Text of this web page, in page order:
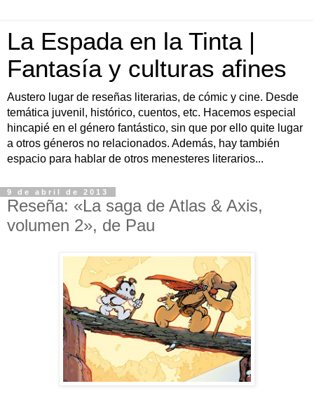
La Espada en la Tinta |
Fantasía y culturas afines
Austero lugar de reseñas literarias, de cómic y cine. Desde
temática juvenil, histórico, cuentos, etc. Hacemos especial
hincapié en el género fantástico, sin que por ello quite lugar
a otros géneros no relacionados. Además, hay también
espacio para hablar de otros menesteres literarios...
9 de abril de 2013
Reseña: «La saga de Atlas & Axis,
volumen 2», de Pau